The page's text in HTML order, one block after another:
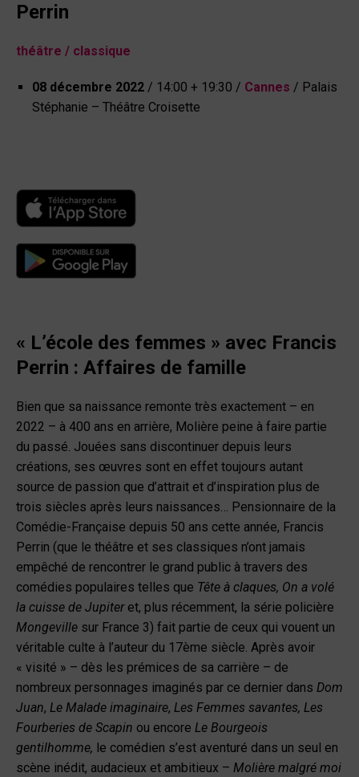
Perrin
théâtre / classique
08 décembre 2022 / 14:00 + 19:30 / Cannes / Palais
Stéphanie – Théâtre Croisette
« L’école des femmes » avec Francis
Perrin : Affaires de famille
Bien que sa naissance remonte très exactement – en
2022 – à 400 ans en arrière, Molière peine à faire partie
du passé. Jouées sans discontinuer depuis leurs
créations, ses œuvres sont en effet toujours autant
source de passion que d’attrait et d’inspiration plus de
trois siècles après leurs naissances… Pensionnaire de la
Comédie-Française depuis 50 ans cette année, Francis
Perrin (que le théâtre et ses classiques n’ont jamais
empêché de rencontrer le grand public à travers des
comédies populaires telles que Tête à claques, On a volé
la cuisse de Jupiter et, plus récemment, la série policière
Mongeville sur France 3) fait partie de ceux qui vouent un
véritable culte à l’auteur du 17ème siècle. Après avoir
« visité » – dès les prémices de sa carrière – de
nombreux personnages imaginés par ce dernier dans Dom
Juan, Le Malade imaginaire, Les Femmes savantes, Les
Fourberies de Scapin ou encore Le Bourgeois
gentilhomme, le comédien s’est aventuré dans un seul en
scène inédit, audacieux et ambitieux – Molière malgré moi